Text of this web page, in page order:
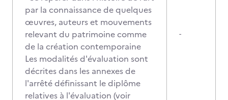
par la connaissance de quelques
œuvres, auteurs et mouvements
relevant du patrimoine comme
de la création contemporaine
Les modalités d'évaluation sont
décrites dans les annexes de
l'arrêté définissant le diplôme
relatives à l'évaluation (voir
-